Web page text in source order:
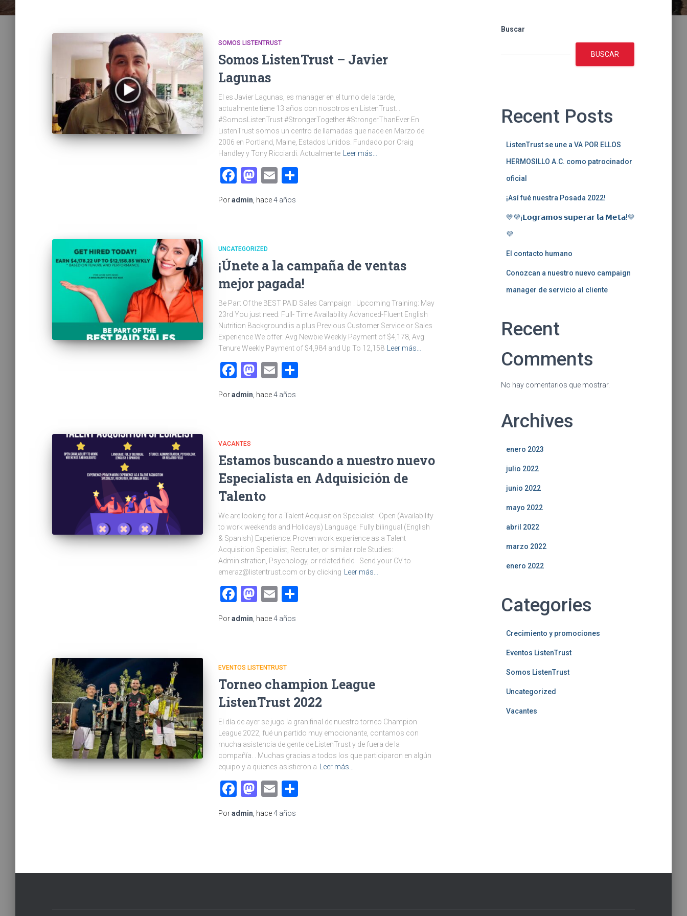
SOMOS LISTENTRUST
Somos ListenTrust – Javier
Lagunas
El es Javier Lagunas, es manager en el turno de la tarde,
actualmente tiene 13 años con nosotros en ListenTrust. .
#SomosListenTrust #StrongerTogether #StrongerThanEver En
ListenTrust somos un centro de llamadas que nace en Marzo de
2006 en Portland, Maine, Estados Unidos. Fundado por Craig
Handley y Tony Ricciardi. Actualmente
Leer más…
Facebook
Mastodon
Email
Poradmin , hace4 años
UNCATEGORIZED
¡Únete a la campaña de ventas
mejor pagada!
Be Part Of the BEST PAID Sales Campaign . Upcoming Training: May
23rd You just need: Full- Time Availability Advanced-Fluent English
Nutrition Background is a plus Previous Customer Service or Sales
Experience We offer: Avg Newbie Weekly Payment of $4,178, Avg
Tenure Weekly Payment of $4,984 and Up To 12,158
Leer más…
Facebook
Mastodon
Email
Poradmin , hace4 años
VACANTES
Estamos buscando a nuestro nuevo
Especialista en Adquisición de
Talento
We are looking for a Talent Acquisition Specialist Open (Availability
to work weekends and Holidays) Language: Fully bilingual (English
& Spanish) Experience: Proven work experience as a Talent
Acquisition Specialist, Recruiter, or similar role Studies:
Administration, Psychology, or related field Send your CV to
emeraz@listentrust.com or by clicking
Leer más…
Facebook
Mastodon
Email
Poradmin , hace4 años
EVENTOS LISTENTRUST
Torneo champion League
ListenTrust 2022
El día de ayer se jugo la gran final de nuestro torneo Champion
League 2022, fué un partido muy emocionante, contamos con
mucha asistencia de gente de ListenTrust y de fuera de la
compañía. . Muchas gracias a todos los que participaron en algún
equipo y a quienes asistieron a
Leer más…
Facebook
Mastodon
Email
Poradmin , hace4 años
Buscar
BUSCAR
Recent Posts
ListenTrust se une a VA POR ELLOS
HERMOSILLO A.C. como patrocinador
oficial
¡Así fué nuestra Posada 2022!
💛💜¡𝗟𝗼𝗴𝗿𝗮𝗺𝗼𝘀 𝘀𝘂𝗽𝗲𝗿𝗮𝗿 𝗹𝗮 𝗠𝗲𝘁𝗮!💛
💜
El contacto humano
Conozcan a nuestro nuevo campaign
manager de servicio al cliente
Recent
Comments
No hay comentarios que mostrar.
Archives
enero 2023
julio 2022
junio 2022
mayo 2022
abril 2022
marzo 2022
enero 2022
Categories
Crecimiento y promociones
Eventos ListenTrust
Somos ListenTrust
Uncategorized
Vacantes